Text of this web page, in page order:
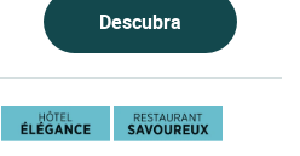
Descubra